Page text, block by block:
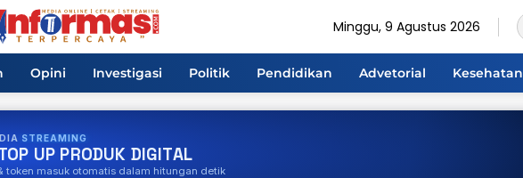
Minggu, 9 Agustus 2026
Opini Investigasi Politik Pendidikan Advetorial Kesehatan
GAS
UP PRODUK DIGITAL
token masuk otomatis dalam hitungan detik